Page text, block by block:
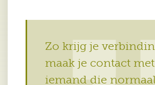
Zo krijg je
maak je contact met
iemand die